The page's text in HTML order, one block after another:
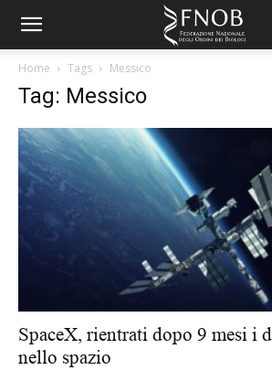
Home Tags Messico
Tag: Messico
SpaceX, rientrati dopo 9 mesi i
nello spazio